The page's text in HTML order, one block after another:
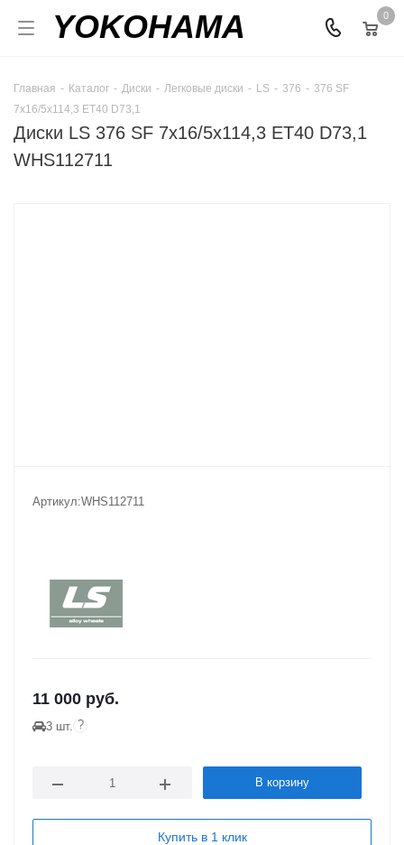
YOKOHAMA 0
Главная - Каталог - Диски - Легковые диски - LS - 376 - 376 SF
7x16/5x114,3 ET40 D73,1
Диски LS 376 SF 7x16/5x114,3 ET40 D73,1
WHS112711
Артикул:WHS112711
11 000 руб.
3 шт. ?
В корзину
Купить в 1 клик